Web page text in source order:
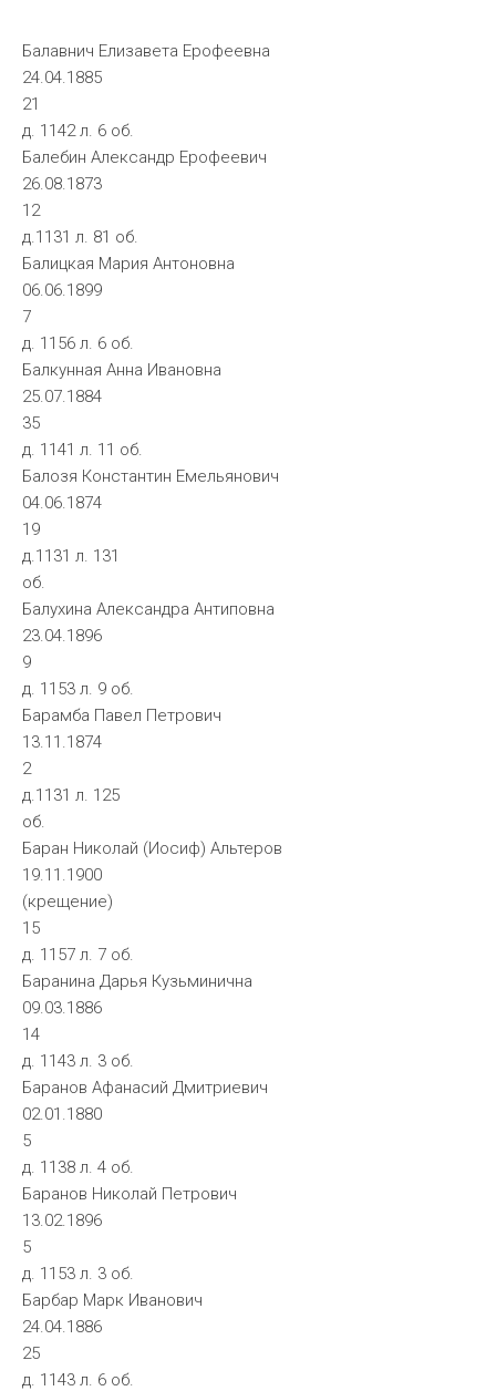
Балавнич Елизавета Ерофеевна
24.04.1885
21
д. 1142 л. 6 об.
Балебин Александр Ерофеевич
26.08.1873
12
д.1131 л. 81 об.
Балицкая Мария Антоновна
06.06.1899
7
д. 1156 л. 6 об.
Балкунная Анна Ивановна
25.07.1884
35
д. 1141 л. 11 об.
Балозя Константин Емельянович
04.06.1874
19
д.1131 л. 131
об.
Балухина Александра Антиповна
23.04.1896
9
д. 1153 л. 9 об.
Барамба Павел Петрович
13.11.1874
2
д.1131 л. 125
об.
Баран Николай (Иосиф) Альтеров
19.11.1900
(крещение)
15
д. 1157 л. 7 об.
Баранина Дарья Кузьминична
09.03.1886
14
д. 1143 л. 3 об.
Баранов Афанасий Дмитриевич
02.01.1880
5
д. 1138 л. 4 об.
Баранов Николай Петрович
13.02.1896
5
д. 1153 л. 3 об.
Барбар Марк Иванович
24.04.1886
25
д. 1143 л. 6 об.